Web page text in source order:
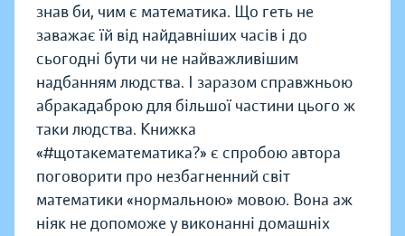
знав би, чим є математика. Що геть не
заважає їй від найдавніших часів і до
сьогодні бути чи не найважливішим
надбанням людства. І заразом справжньою
абракадаброю для більшої частини цього ж
таки людства. Книжка
«#щотакематематика?» є спробою автора
поговорити про незбагненний світ
математики «нормальною» мовою. Вона аж
ніяк не допоможе у виконанні домашніх